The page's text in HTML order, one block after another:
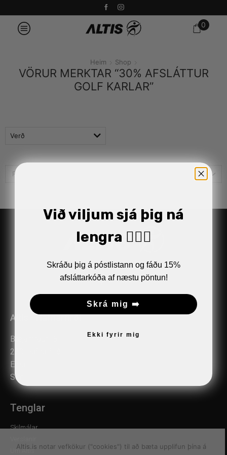
0
Heim Shop
VÖRUR MERKTAR “30% AFSLÁTTUR
GOLF KARLAR”
Verð
Altis - Hafnarfirði
Bæjarhrauni 8
220 Hafnarfirði
Email:
Sími:
Tenglar
Skilmálar
Um Altis
Altis.is notar vefkökur ("cookies") til að bæta upplifun þína á
Við viljum sjá þig ná
lengra 🏋🏼‍♂️
Skráðu þig á póstlistann og fáðu 15%
afsláttarkóða af næstu pöntun!
Skrá mig ➡️
Ekki fyrir mig